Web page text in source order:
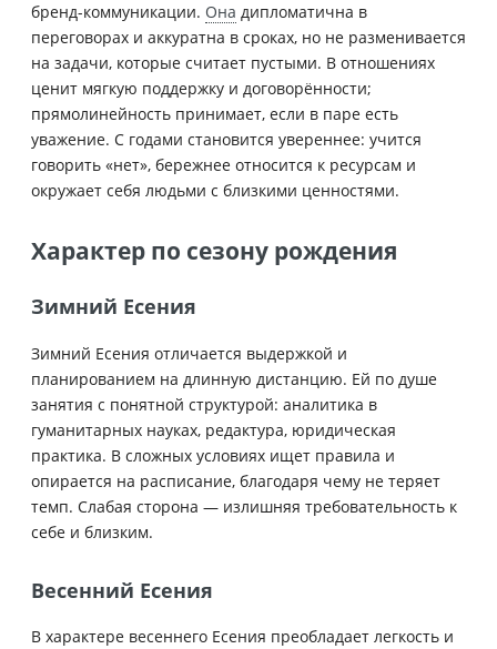
бренд-коммуникации. Она дипломатична в
переговорах и аккуратна в сроках, но не разменивается
на задачи, которые считает пустыми. В отношениях
ценит мягкую поддержку и договорённости;
прямолинейность принимает, если в паре есть
уважение. С годами становится увереннее: учится
говорить «нет», бережнее относится к ресурсам и
окружает себя людьми с близкими ценностями.
Характер по сезону рождения
Зимний Есения
Зимний Есения отличается выдержкой и
планированием на длинную дистанцию. Ей по душе
занятия с понятной структурой: аналитика в
гуманитарных науках, редактура, юридическая
практика. В сложных условиях ищет правила и
опирается на расписание, благодаря чему не теряет
темп. Слабая сторона — излишняя требовательность к
себе и близким.
Весенний Есения
В характере весеннего Есения преобладает легкость и